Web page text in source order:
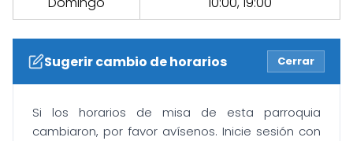
Sugerir cambio de horarios Cerrar
Si los horarios de misa de esta parroquia
cambiaron, por favor avísenos. Inicie sesión con